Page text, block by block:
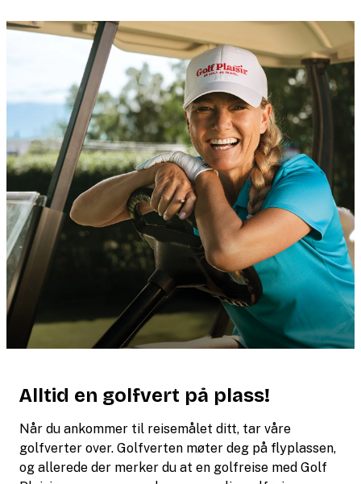
Alltid en golfvert på plass!
Når du ankommer til reisemålet ditt, tar våre
golfverter over. Golfverten møter deg på flyplassen,
og allerede der merker du at en golfreise med Golf